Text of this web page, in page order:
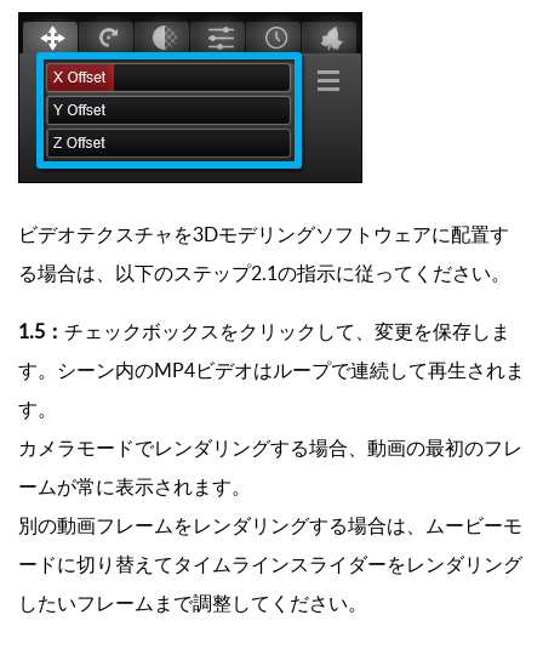
ビデオテクスチャを3Dモデリングソフトウェアに配置す
る場合は、以下のステップ2.1の指示に従ってください。
1.5： チェックボックスをクリックして、変更を保存しま
す。シーン内のMP4ビデオはループで連続して再生されま
す。
カメラモードでレンダリングする場合、動画の最初のフレ
ームが常に表示されます。
別の動画フレームをレンダリングする場合は、ムービーモ
ードに切り替えてタイムラインスライダーをレンダリング
したいフレームまで調整してください。